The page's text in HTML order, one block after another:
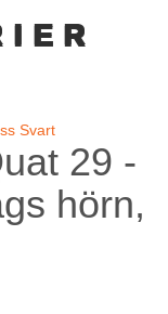
Svart
29 -
hörn,